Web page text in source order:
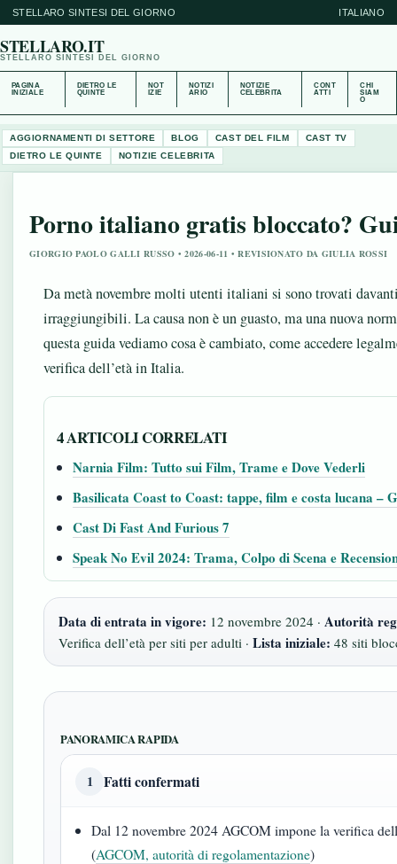
STELLARO SINTESI DEL GIORNO ITALIANO
STELLARO.IT
STELLARO SINTESI DEL GIORNO
PAGINA
INIZIALE
DIETRO LE
QUINTE
NOT
IZIE
NOTIZI
ARIO
NOTIZIE
CELEBRITA
CONT
ATTI
CHI
SIAM
O
AGGIORNAMENTI DI SETTORE BLOG CAST DEL FILM
CAST TV
DIETRO LE QUINTE
NOTIZIE CELEBRITA
Porno italiano gratis bloccato?
GIORGIO PAOLO GALLI RUSSO • 2026-06-11 • REVISIONATO DA GIULIA ROSSI
Da metà novembre molti utenti italiani si sono trovati
irraggiungibili. La causa non è un guasto, ma una nuova
questa guida vediamo cosa è cambiato, come accedere
verifica dell’età in Italia.
4 ARTICOLI CORRELATI
Narnia Film: Tutto sui Film, Trame e Dove Vederli
Basilicata Coast to Coast: tappe, film e costa lucana –
Cast Di Fast And Furious 7
Speak No Evil 2024: Trama, Colpo di Scena e
Data di entrata in vigore: 12 novembre 2024 · Autorità
Verifica dell’età per siti per adulti · Lista iniziale: 48 siti
PANORAMICA RAPIDA
1 Fatti confermati
Dal 12 novembre 2024 AGCOM impone la verifica
(AGCOM, autorità di regolamentazione)